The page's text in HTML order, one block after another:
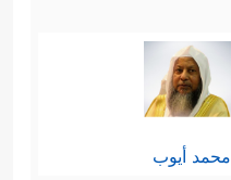
محمد أيوب